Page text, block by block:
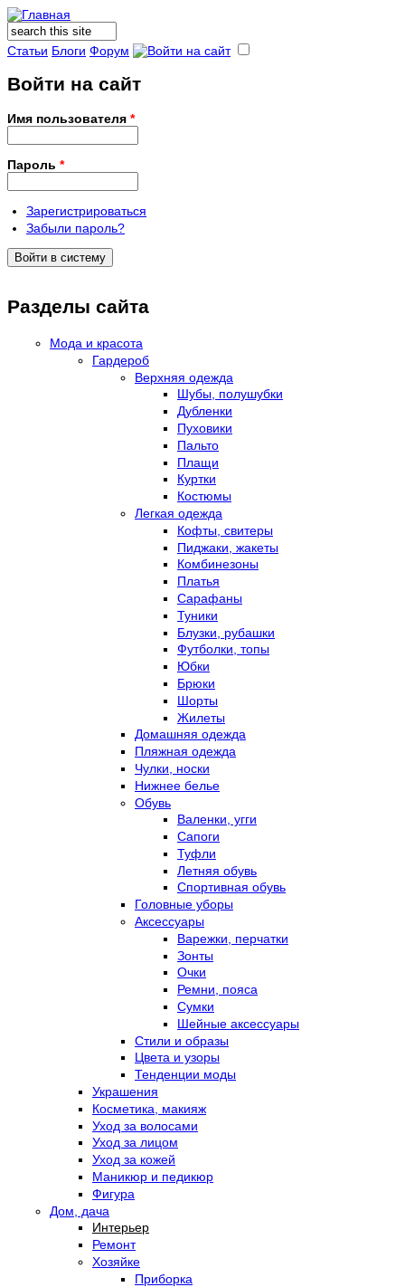
Форма поиска
Поиск
Статьи Блоги Форум
Войти на сайт
Имя пользователя *
Пароль *
Зарегистрироваться
Забыли пароль?
Разделы сайта
Мода и красота
Гардероб
Верхняя одежда
Шубы, полушубки
Дубленки
Пуховики
Пальто
Плащи
Куртки
Костюмы
Легкая одежда
Кофты, свитеры
Пиджаки, жакеты
Комбинезоны
Платья
Сарафаны
Туники
Блузки, рубашки
Футболки, топы
Юбки
Брюки
Шорты
Жилеты
Домашняя одежда
Пляжная одежда
Чулки, носки
Нижнее белье
Обувь
Валенки, угги
Сапоги
Туфли
Летняя обувь
Спортивная обувь
Головные уборы
Аксессуары
Варежки, перчатки
Зонты
Очки
Ремни, пояса
Сумки
Шейные аксессуары
Стили и образы
Цвета и узоры
Тенденции моды
Украшения
Косметика, макияж
Уход за волосами
Уход за лицом
Уход за кожей
Маникюр и педикюр
Фигура
Дом, дача
Интерьер
Ремонт
Хозяйке
Приборка